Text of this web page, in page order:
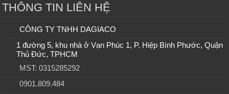
THÔNG TIN LIÊN HỆ
CÔNG TY TNHH DAGIACO
1 đường 5, khu nhà ở Vạn Phúc 1, P. Hiệp Bình Phước, Quận
Thủ Đức, TPHCM
MST: 0315285292
0901.809.484